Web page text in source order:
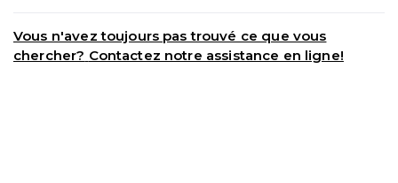
Vous n'avez toujours pas trouvé ce que vous
chercher? Contactez notre assistance en ligne!